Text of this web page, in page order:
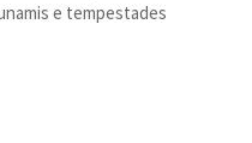
e tempestades